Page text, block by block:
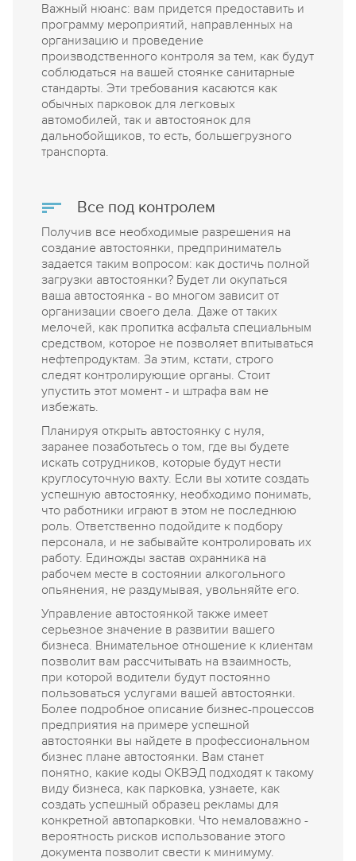
Важный нюанс: вам придется предоставить и
программу мероприятий, направленных на
организацию и проведение
производственного контроля за тем, как будут
соблюдаться на вашей стоянке санитарные
стандарты. Эти требования касаются как
обычных парковок для легковых
автомобилей, так и автостоянок для
дальнобойщиков, то есть, большегрузного
транспорта.
Все под контролем
Получив все необходимые разрешения на
создание автостоянки, предприниматель
задается таким вопросом: как достичь полной
загрузки автостоянки? Будет ли окупаться
ваша автостоянка - во многом зависит от
организации своего дела. Даже от таких
мелочей, как пропитка асфальта специальным
средством, которое не позволяет впитываться
нефтепродуктам. За этим, кстати, строго
следят контролирующие органы. Стоит
упустить этот момент - и штрафа вам не
избежать.
Планируя открыть автостоянку с нуля,
заранее позаботьтесь о том, где вы будете
искать сотрудников, которые будут нести
круглосуточную вахту. Если вы хотите создать
успешную автостоянку, необходимо понимать,
что работники играют в этом не последнюю
роль. Ответственно подойдите к подбору
персонала, и не забывайте контролировать их
работу. Единожды застав охранника на
рабочем месте в состоянии алкогольного
опьянения, не раздумывая, увольняйте его.
Управление автостоянкой также имеет
серьезное значение в развитии вашего
бизнеса. Внимательное отношение к клиентам
позволит вам рассчитывать на взаимность,
при которой водители будут постоянно
пользоваться услугами вашей автостоянки.
Более подробное описание бизнес-процессов
предприятия на примере успешной
автостоянки вы найдете в профессиональном
бизнес плане автостоянки. Вам станет
понятно, какие коды ОКВЭД подходят к такому
виду бизнеса, как парковка, узнаете, как
создать успешный образец рекламы для
конкретной автопарковки. Что немаловажно -
вероятность рисков использование этого
документа позволит свести к минимуму.